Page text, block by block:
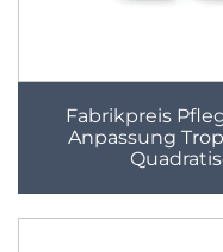
Fabrikpreis
Anpassung